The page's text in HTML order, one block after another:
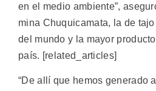
en el medio ambiente”,
mina Chuquicamata, la de
del mundo y la mayor
país. [related_articles]
“De allí que hemos generado